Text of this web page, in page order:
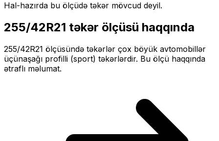
Hal-hazırda bu ölçüdə təkər mövcud deyil.
255/42R21 təkər ölçüsü haqqında
255/42R21 ölçüsündə təkərlər çox böyük avtomobillər
üçünaşağı profilli (sport) təkərlərdir. Bu ölçü haqqında
ətraflı məlumat.